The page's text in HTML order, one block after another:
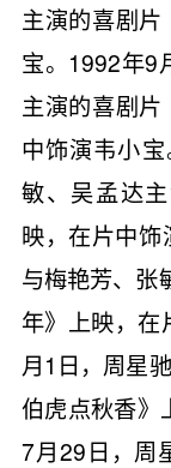
主演的喜剧
宝。1992年9
主演的喜剧
中饰演韦小
敏、吴孟达
映，在片中
与梅艳芳、张
年》上映，
月1日，周星驰
伯虎点秋香》
7月29日，周